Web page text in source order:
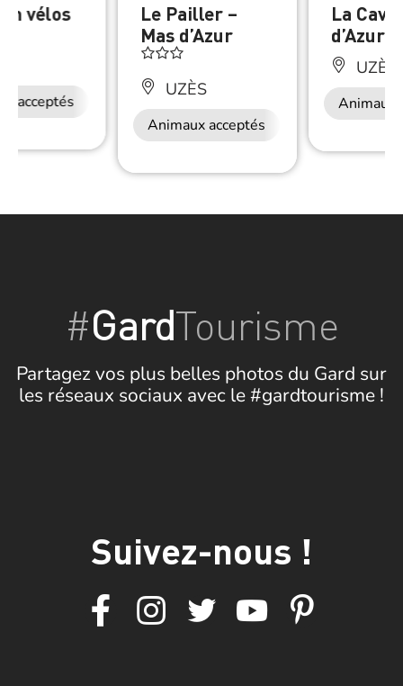
vélos
acceptés
Le Pailler –
Mas d’Azur
UZÈS
Animaux acceptés
La Cave
d’Azur
UZÈS
Animaux
#GardTourisme
Partagez vos plus belles photos du Gard sur
les réseaux sociaux avec le #gardtourisme !
Suivez-nous !